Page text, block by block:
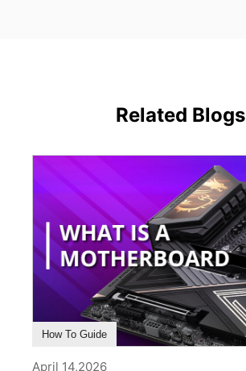
Related Blogs
How To Guide
April 14,2026